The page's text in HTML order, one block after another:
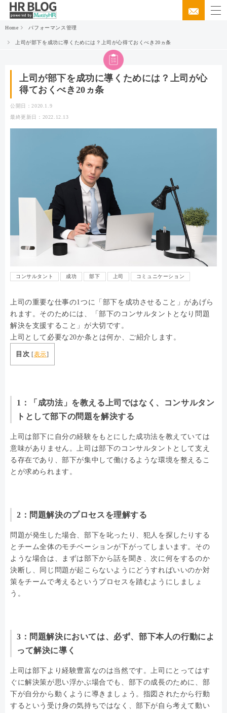
Home パフォーマンス管理
上司が部下を成功に導くためには？上司が心得ておくべき20ヵ条
上司が部下を成功に導くためには？上司が心
得ておくべき20ヵ条
公開日：2020.1.9
最終更新日：2022.12.13
コンサルタント 成功 部下 上司 コミュニケーション
上司の重要な仕事の1つに「部下を成功させること」があげら
れます。そのためには、「部下のコンサルタントとなり問題
解決を支援すること」が大切です。
上司として必要な20か条とは何か、ご紹介します。
目次 [表示]
1：「成功法」を教える上司ではなく、コンサルタン
トとして部下の問題を解決する
上司は部下に自分の経験をもとにした成功法を教えていては
意味がありません。上司は部下のコンサルタントとして支え
る存在であり、部下が集中して働けるような環境を整えるこ
とが求められます。
2：問題解決のプロセスを理解する
問題が発生した場合、部下を叱ったり、犯人を探したりする
とチーム全体のモチベーションが下がってしまいます。その
ような場合は、まずは部下から話を聞き、次に何をするのか
決断し、同じ問題が起こらないようにどうすればいいのか対
策をチームで考えるというプロセスを踏むようにしましょ
う。
3：問題解決においては、必ず、部下本人の行動によ
って解決に導く
上司は部下より経験豊富なのは当然です。上司にとってはす
ぐに解決策が思い浮かぶ場合でも、部下の成長のために、部
下が自分から動くように導きましょう。指図されたから行動
するという受け身の気持ちではなく、部下が自ら考えて動い